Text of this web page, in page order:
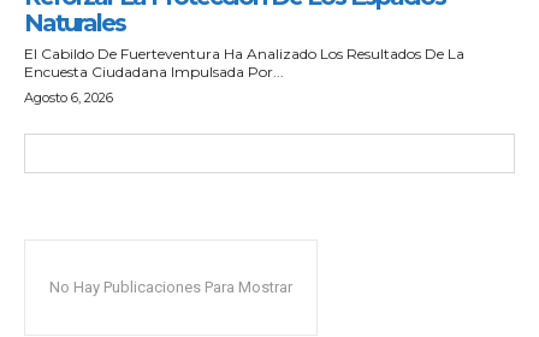
Naturales
El Cabildo De Fuerteventura Ha Analizado Los Resultados De La
Encuesta Ciudadana Impulsada Por...
Agosto 6, 2026
No Hay Publicaciones Para Mostrar